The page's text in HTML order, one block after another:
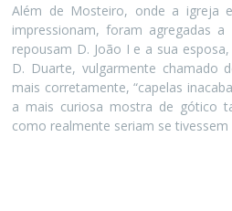
Além de Mosteiro, onde a igreja
impressionam, foram agregadas
repousam D. João I e a sua
D. Duarte, vulgarmente chamado
mais corretamente, “capelas
a mais curiosa mostra de gótico
como realmente seriam se